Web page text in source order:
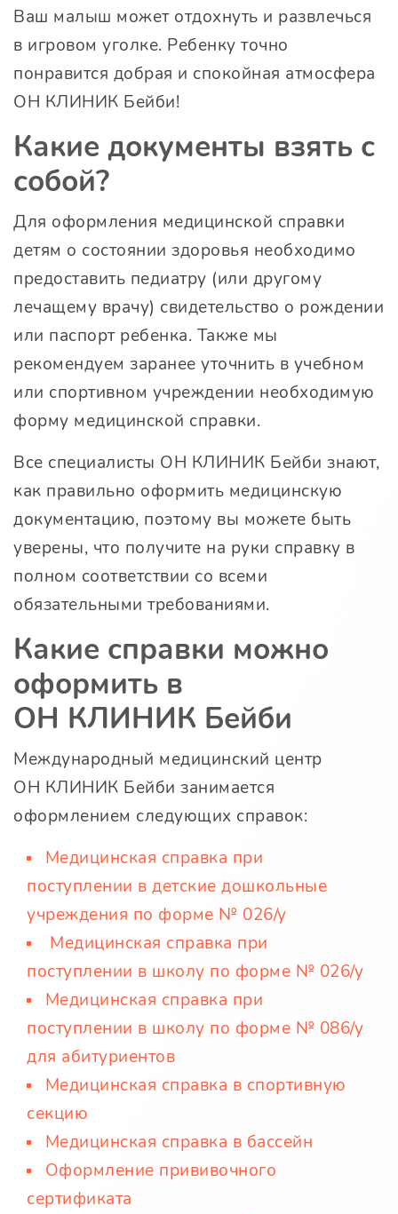
Ваш малыш может отдохнуть и развлечься
в игровом уголке. Ребенку точно
понравится добрая и спокойная атмосфера
ОН КЛИНИК Бейби!
Какие документы взять с
собой?
Для оформления медицинской справки
детям о состоянии здоровья необходимо
предоставить педиатру (или другому
лечащему врачу) свидетельство о рождении
или паспорт ребенка. Также мы
рекомендуем заранее уточнить в учебном
или спортивном учреждении необходимую
форму медицинской справки.
Все специалисты ОН КЛИНИК Бейби знают,
как правильно оформить медицинскую
документацию, поэтому вы можете быть
уверены, что получите на руки справку в
полном соответствии со всеми
обязательными требованиями.
Какие справки можно
оформить в
ОН КЛИНИК Бейби
Международный медицинский центр
ОН КЛИНИК Бейби занимается
оформлением следующих справок:
Медицинская справка при
поступлении в детские дошкольные
учреждения по форме № 026/у
Медицинская справка при
поступлении в школу по форме № 026/у
Медицинская справка при
поступлении в школу по форме № 086/у
для абитуриентов
Медицинская справка в спортивную
секцию
Медицинская справка в бассейн
Оформление прививочного
сертификата